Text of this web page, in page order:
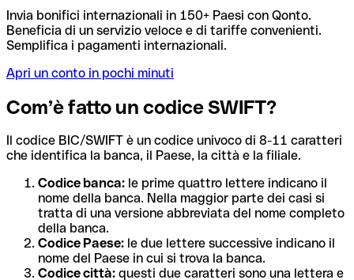
Invia bonifici internazionali in 150+ Paesi con Qonto.
Beneficia di un servizio veloce e di tariffe convenienti.
Semplifica i pagamenti internazionali.
Apri un conto in pochi minuti
Com’è fatto un codice SWIFT?
Il codice BIC/SWIFT è un codice univoco di 8-11 caratteri
che identifica la banca, il Paese, la città e la filiale.
Codice banca: le prime quattro lettere indicano il
nome della banca. Nella maggior parte dei casi si
tratta di una versione abbreviata del nome completo
della banca.
Codice Paese: le due lettere successive indicano il
nome del Paese in cui si trova la banca.
Codice città: questi due caratteri sono una lettera e